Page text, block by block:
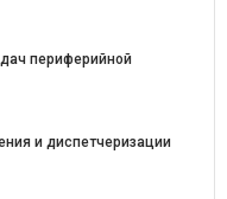
периферийной
и диспетчеризации